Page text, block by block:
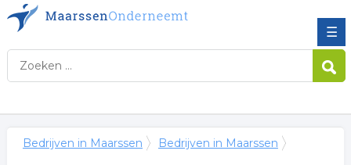
☰
Bedrijven in Maarssen Bedrijven in Maarssen